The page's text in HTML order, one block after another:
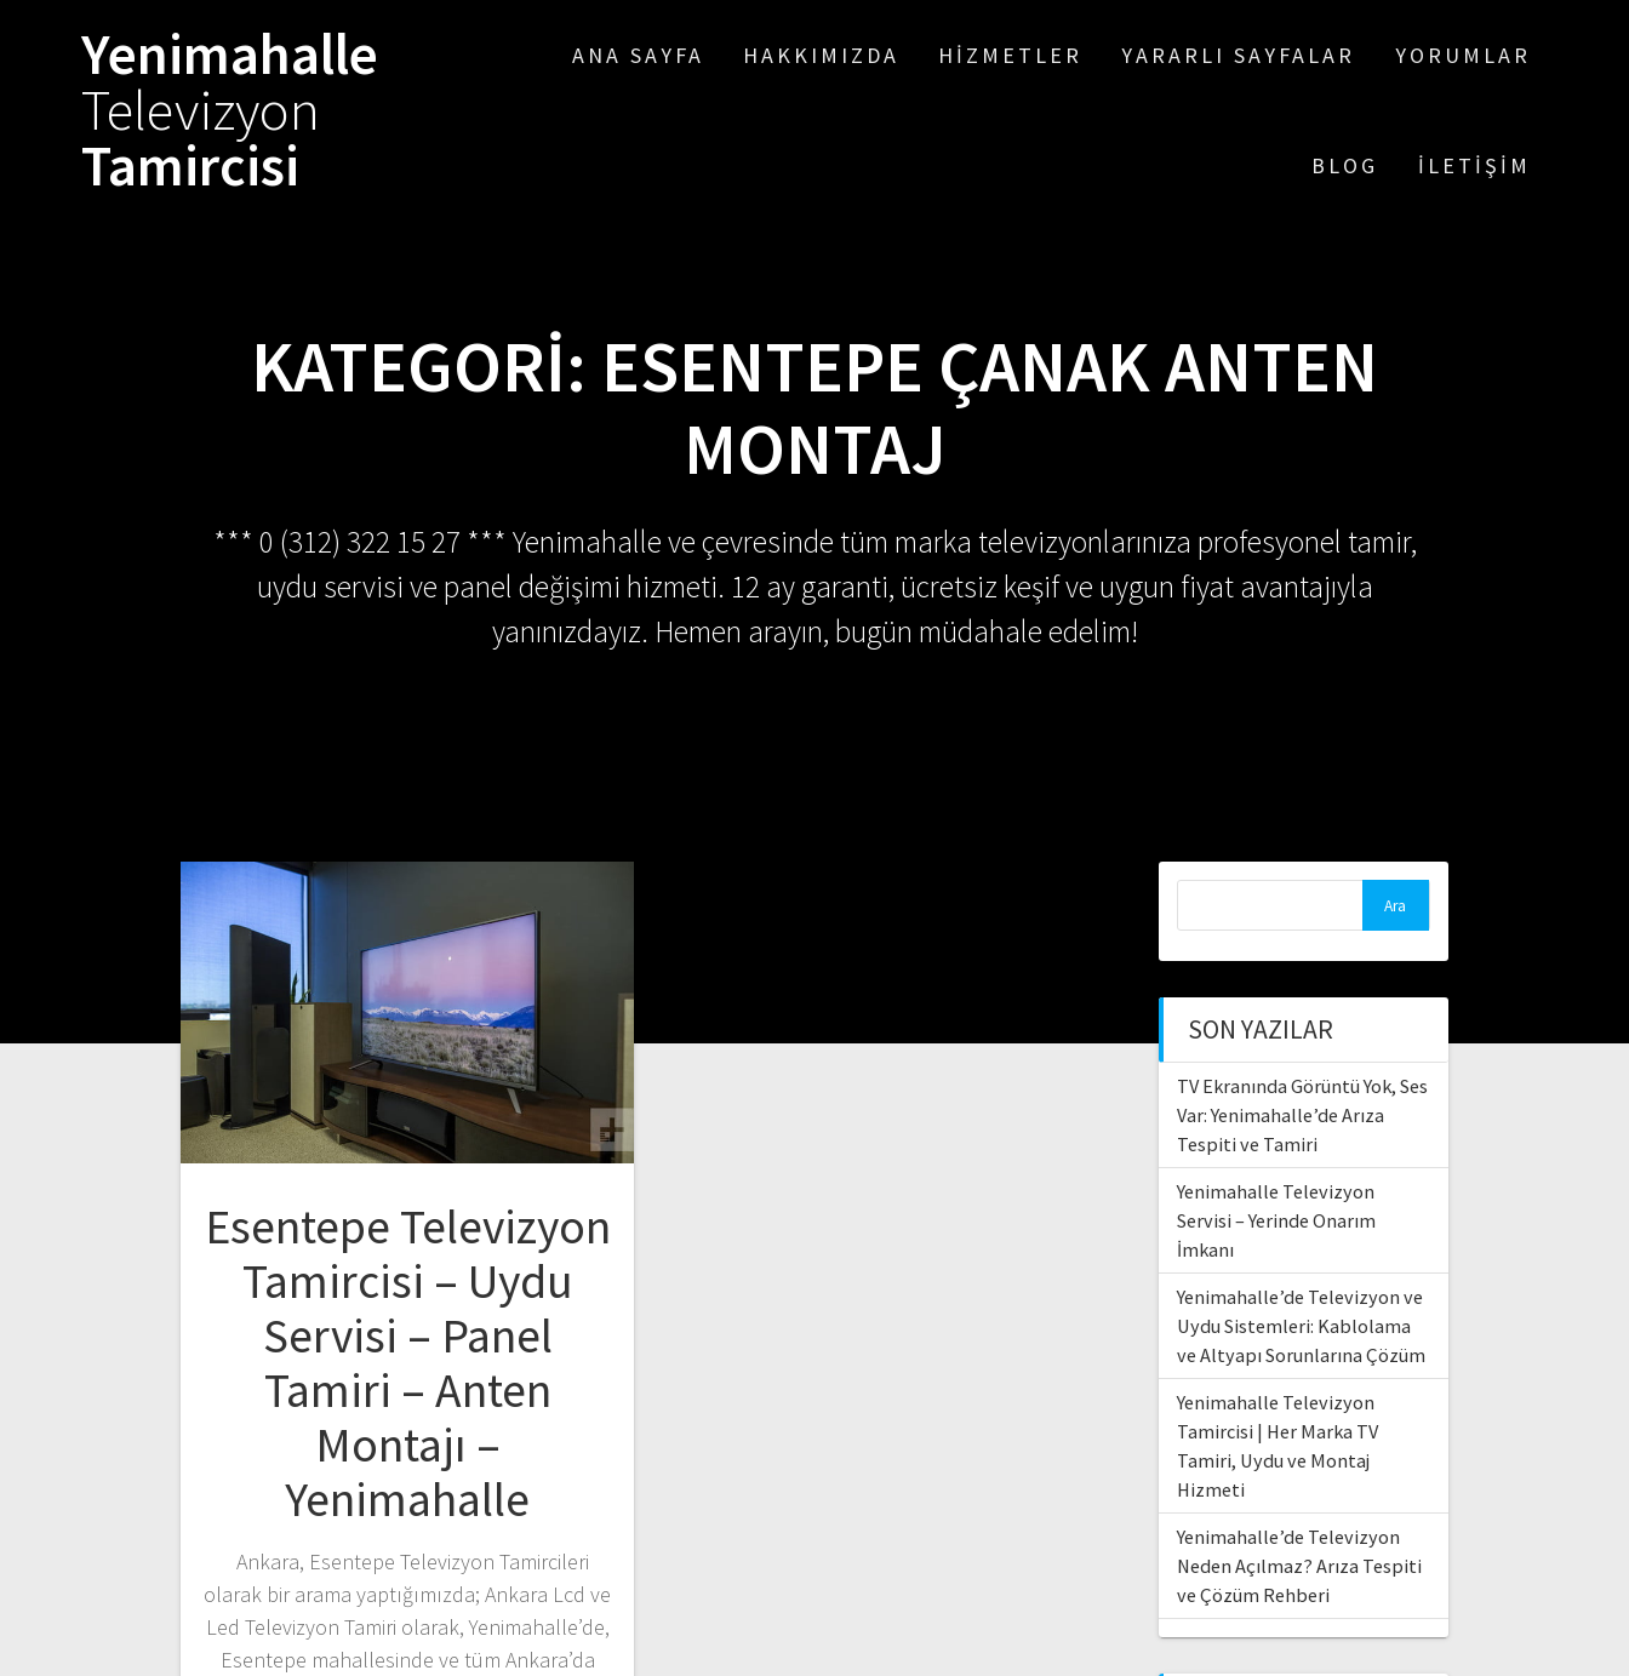
Yenimahalle
Televizyon
Tamircisi
ANA SAYFA HAKKIMIZDA HIZMETLER YARARLI SAYFALAR YORUMLAR
BLOG İLETIŞIM
KATEGORI: ESENTEPE ÇANAK ANTEN
MONTAJ
*** 0 (312) 322 15 27 *** Yenimahalle ve çevresinde tüm marka televizyonlarınıza profesyonel tamir,
uydu servisi ve panel değişimi hizmeti. 12 ay garanti, ücretsiz keşif ve uygun fiyat avantajıyla
yanınızdayız. Hemen arayın, bugün müdahale edelim!
Esentepe Televizyon
Tamircisi – Uydu
Servisi – Panel
Tamiri – Anten
Montajı –
Yenimahalle
Ankara, Esentepe Televizyon Tamircileri
olarak bir arama yaptığımızda; Ankara Lcd ve
Led Televizyon Tamiri olarak, Yenimahalle’de,
Esentepe mahallesinde ve tüm Ankara’da
SON YAZILAR
TV Ekranında Görüntü Yok, Ses
Var: Yenimahalle’de Arıza
Tespiti ve Tamiri
Yenimahalle Televizyon
Servisi – Yerinde Onarım
İmkanı
Yenimahalle’de Televizyon ve
Uydu Sistemleri: Kablolama
ve Altyapı Sorunlarına Çözüm
Yenimahalle Televizyon
Tamircisi | Her Marka TV
Tamiri, Uydu ve Montaj
Hizmeti
Yenimahalle’de Televizyon
Neden Açılmaz? Arıza Tespiti
ve Çözüm Rehberi